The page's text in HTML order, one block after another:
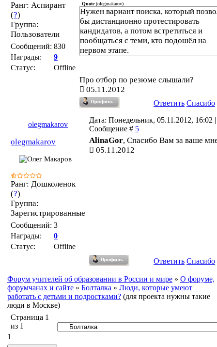
Ранг: Аспирант
(?)
Группа:
Пользователи
Сообщений: 830
Награды:
9
Статус:
Offline
Quote(olegmakarov)
Нужен вариант поиска, который
бы дистанционно протестировать
кандидатов, а потом встретиться и
пообщаться с теми, кто подошёл на
первом этапе.
Про отбор по резюме слышали?
05.11.2012
Ответить Спасибо
olegmakarov
Дата: Понедельник, 05.11.2012, 16:02 |
Сообщение # 5
olegmakarov
Ранг: Дошколенок
(?)
Группа:
Зарегистрированные
Сообщений: 3
Награды:
0
Статус:
Offline
AlinaGor, Спасибо Вам за ваше
05.11.2012
Ответить Спасибо
Форум учителей об образовании в России и мире » О форуме,
форумчанах и сайте » Болталка » Люди, которые умеют
работать с детьми и подростками? (для проекта нужны такие
люди в Москве)
Страница 1
из 1
1